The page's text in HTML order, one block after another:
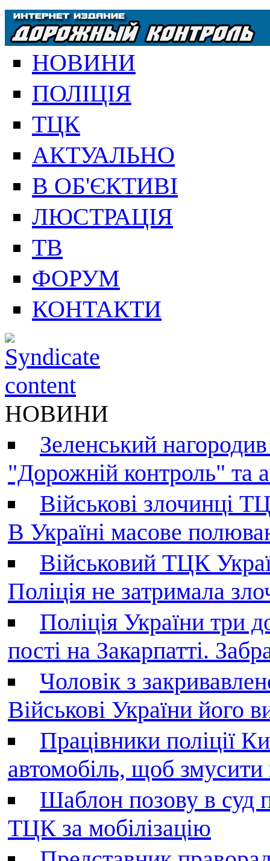
НОВИНИ
ПОЛІЦІЯ
ТЦК
АКТУАЛЬНО
В ОБ'ЄКТИВІ
ЛЮСТРАЦІЯ
ТВ
ФОРУМ
КОНТАКТИ
НОВИНИ
Зеленський
"Дорожній контроль" та
Військові злочинці
В Україні масове
Військовий ТЦК
Поліція не затримала
Поліція України три
пості на Закарпатті.
Чоловік з
Військові України його
Працівники поліції
автомобіль, щоб
Шаблон позову в суд
ТЦК за мобілізацію